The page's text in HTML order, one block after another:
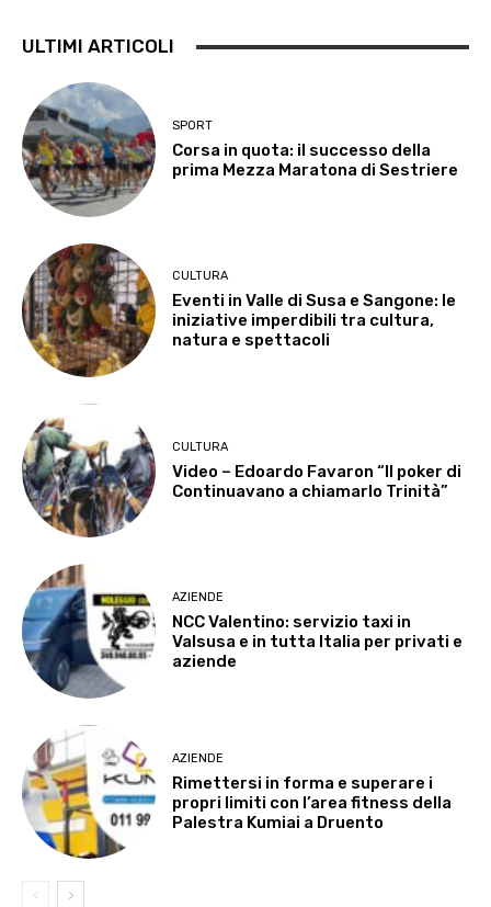
ULTIMI ARTICOLI
SPORT
Corsa in quota: il successo della
prima Mezza Maratona di Sestriere
CULTURA
Eventi in Valle di Susa e Sangone: le
iniziative imperdibili tra cultura,
natura e spettacoli
CULTURA
Video – Edoardo Favaron “Il poker di
Continuavano a chiamarlo Trinità”
AZIENDE
NCC Valentino: servizio taxi in
Valsusa e in tutta Italia per privati e
aziende
AZIENDE
Rimettersi in forma e superare i
propri limiti con l’area fitness della
Palestra Kumiai a Druento